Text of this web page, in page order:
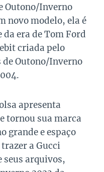
Outono/Inverno
novo modelo, ela é
era de Tom Ford
criada pelo
de Outono/Inverno
apresenta
tornou sua marca
grande e espaço
a Gucci
seus arquivos,